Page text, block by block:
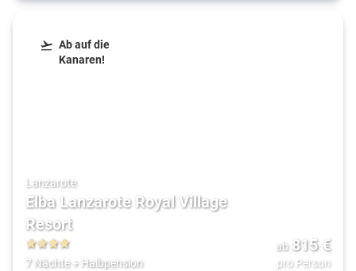
Ab auf die
Kanaren!
Lanzarote
Elba Lanzarote Royal Village
Resort
7 Nächte+ Halbpension
ab 815€
pro Person